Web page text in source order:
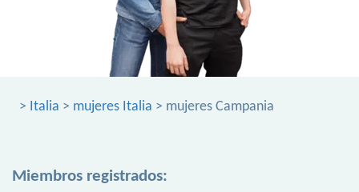
> Italia > mujeres Italia > mujeres Campania
Miembros registrados: